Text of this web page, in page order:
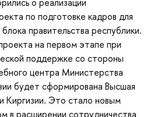
по подготовке кадров для
правительства республики.
на первом этапе при
поддержке со стороны
центра Министерства
будет сформирована Высшая
Киргизии. Это стало новым
в расширении сотрудничества